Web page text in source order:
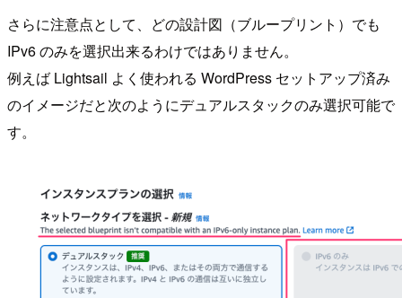
さらに注意点として、どの設計図（ブループリント）でも
IPv6 のみを選択出来るわけではありません。
例えば Lightsail よく使われる WordPress セットアップ済み
のイメージだと次のようにデュアルスタックのみ選択可能で
す。